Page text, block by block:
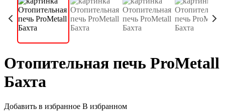
Отопительная печь ProMetall
Бахта
Добавить в избранное В избранном